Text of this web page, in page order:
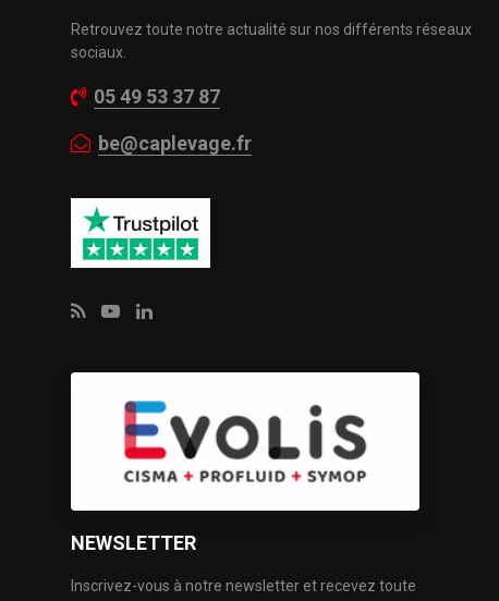
Retrouvez toute notre actualité sur nos différents réseaux
sociaux.
05 49 53 37 87
be@caplevage.fr
NEWSLETTER
Inscrivez-vous à notre newsletter et recevez toute